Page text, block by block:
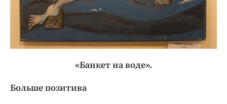
«Банкет на воде».
Больше позитива